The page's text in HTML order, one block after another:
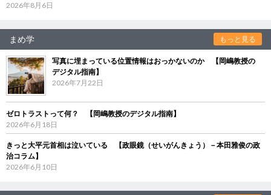
2026年8月6日
まめ学 もっと見る
写真に埋まっている位置情報はおっかないのか 【岡嶋教授の
デジタル指南】
2026年7月22日
ゼロトラストって何？ 【岡嶋教授のデジタル指南】
2026年6月18日
きっと大平元首相は泣いている 【政眼鏡（せいがんきょう）－本田雅俊の政
治コラム】
2026年6月10日